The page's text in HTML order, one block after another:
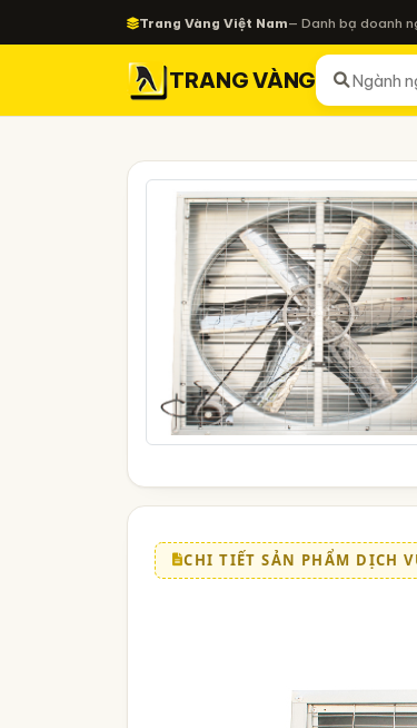
Trang Vàng Việt Nam— Danh bạ doanh
TRANG VÀNG
CHI TIẾT SẢN PHẨM DỊCH